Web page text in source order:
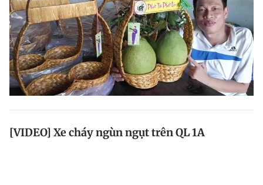
[VIDEO] Xe cháy ngùn ngụt trên QL 1A